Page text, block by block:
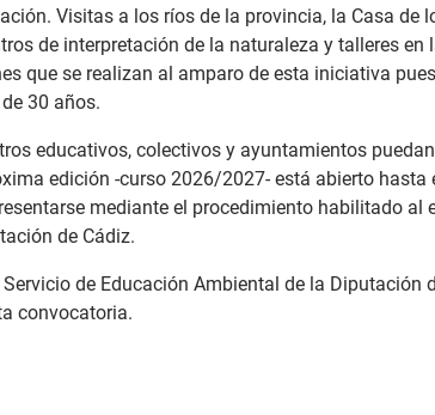
Visitas a los ríos de la provincia, la Casa de
de interpretación de la naturaleza y talleres en
que se realizan al amparo de esta iniciativa
30 años.
educativos, colectivos y ayuntamientos
edición -curso 2026/2027- está abierto hasta
mediante el procedimiento habilitado al
de Cádiz.
de Educación Ambiental de la Diputación
convocatoria.